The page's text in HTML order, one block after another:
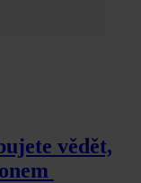
vědět,